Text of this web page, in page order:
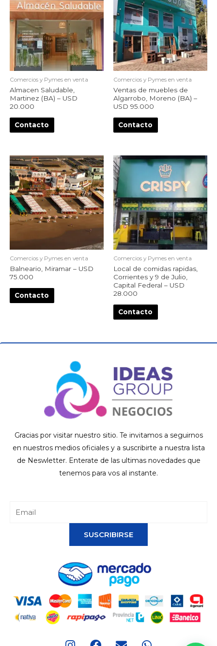
Comercios y Pymes en venta
Almacen Saludable,
Martinez (BA) – USD
20.000
Contacto
Comercios y Pymes en venta
Ventas de muebles de
Algarrobo, Moreno (BA) –
USD 95.000
Contacto
Comercios y Pymes en venta
Balneario, Miramar – USD
75.000
Contacto
Comercios y Pymes en venta
Local de comidas rapidas,
Corrientes y 9 de Julio,
Capital Federal – USD
28.000
Contacto
Gracias por visitar nuestro sitio. Te invitamos a seguirnos
en nuestros medios oficiales y a suscribirte a nuestra lista
de Neswletter. Enterate de las ultimas novedades que
tenemos para vos al instante.
SUSCRIBIRSE